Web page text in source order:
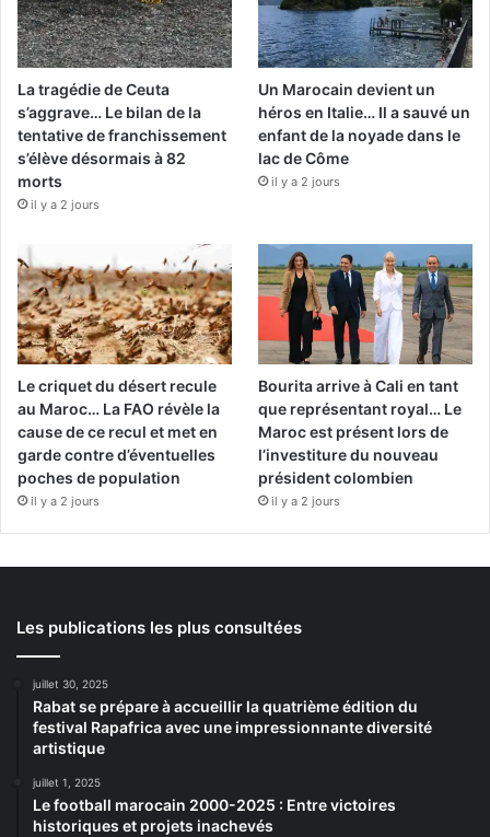
La tragédie de Ceuta
s’aggrave… Le bilan de la
tentative de franchissement
s’élève désormais à 82
morts
il y a 2 jours
Un Marocain devient un
héros en Italie… Il a sauvé un
enfant de la noyade dans le
lac de Côme
il y a 2 jours
Le criquet du désert recule
au Maroc… La FAO révèle la
cause de ce recul et met en
garde contre d’éventuelles
poches de population
il y a 2 jours
Bourita arrive à Cali en tant
que représentant royal… Le
Maroc est présent lors de
l’investiture du nouveau
président colombien
il y a 2 jours
Les publications les plus consultées
juillet 30, 2025
Rabat se prépare à accueillir la quatrième édition du
festival Rapafrica avec une impressionnante diversité
artistique
juillet 1, 2025
Le football marocain 2000-2025 : Entre victoires
historiques et projets inachevés